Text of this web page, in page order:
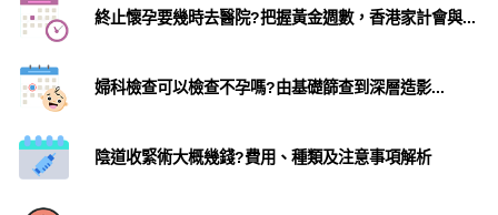
終止懷孕要幾時去醫院?把握黃金週數，香港家計會與...
婦科檢查可以檢查不孕嗎?由基礎篩查到深層造影...
陰道收緊術大概幾錢?費用、種類及注意事項解析